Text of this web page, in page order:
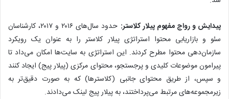
پیدایش و رواج مفهوم پیلار کلاستر:
حدود سال‌های ۲۰۱۶ و ۲۰۱۷، کارشناسان
سئو و بازاریابی محتوا استراتژی پیلار کلاستر را به عنوان یک رویکرد
سازمان‌دهی محتوا مطرح کردند. این استراتژی به سایت‌ها امکان می‌داد تا
پیرامون موضوعات کلیدی و پرجستجو، محتوای مرکزی (پیلار پیج) ایجاد کنند
و سپس، از طریق محتوای جانبی (کلاسترها) که به صورت دقیق‌تر به
زیرمجموعه‌های مرتبط می‌پرداختند، به پیلار پیج لینک می‌دادند.